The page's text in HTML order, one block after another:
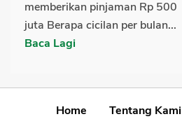
memberikan pinjaman Rp 500
juta Berapa cicilan per bulan...
Baca Lagi
Home Tentang Kami